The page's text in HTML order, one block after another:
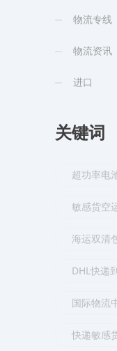
物流专线
物流资讯
进口
关键词
超功率电
敏感货空
海运双清
DHL快递
国际物流
快递敏感